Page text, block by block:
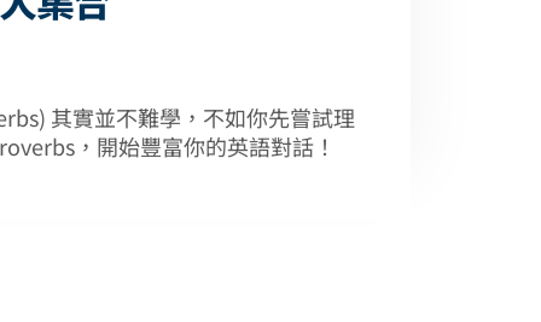
其實並不難學，不如你先嘗試理
，開始豐富你的英語對話！